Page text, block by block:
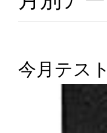
今月テス